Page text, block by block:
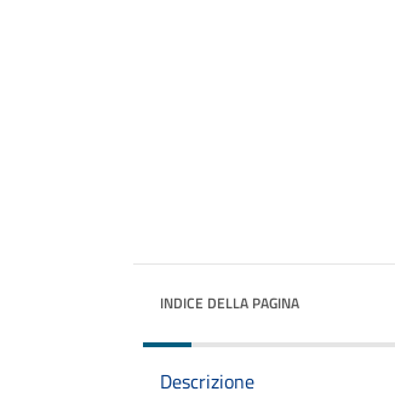
INDICE DELLA PAGINA
Descrizione